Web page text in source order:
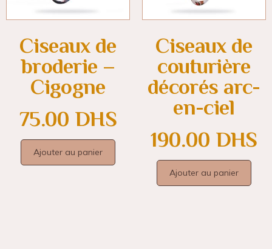
Ciseaux de
broderie –
Cigogne
75.00 DHS
Ajouter au panier
Ciseaux de
couturière
décorés arc-
en-ciel
190.00 DHS
Ajouter au panier